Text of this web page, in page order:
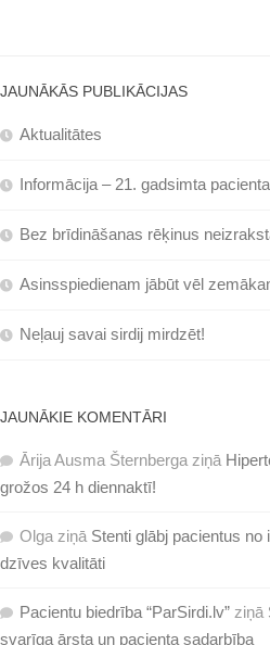
JAUNĀKĀS PUBLIKĀCIJAS
Aktualitātes
Informācija – 21. gadsimta
Bez brīdināšanas rēķinus
Asinsspiedienam jābūt vēl
Neļauj savai sirdij mirdzēt!
JAUNĀKIE KOMENTĀRI
Ārija Ausma Šternberga ziņā
grožos 24 h diennaktī!
Olga ziņā Stenti glābj pacientus
dzīves kvalitāti
Pacientu biedrība “ParSirdi.lv” ziņā
svarīga ārsta un pacienta sadarbība